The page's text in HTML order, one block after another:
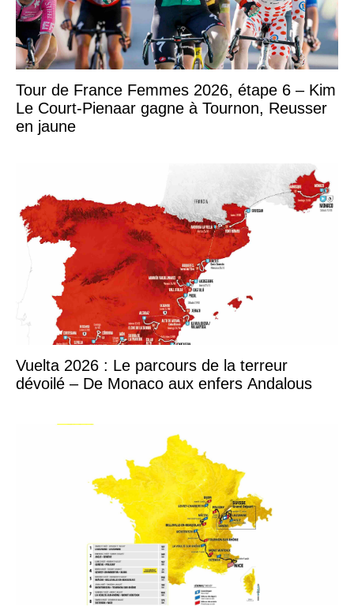
Tour de France Femmes 2026, étape 6 – Kim
Le Court-Pienaar gagne à Tournon, Reusser
en jaune
Vuelta 2026 : Le parcours de la terreur
dévoilé – De Monaco aux enfers Andalous